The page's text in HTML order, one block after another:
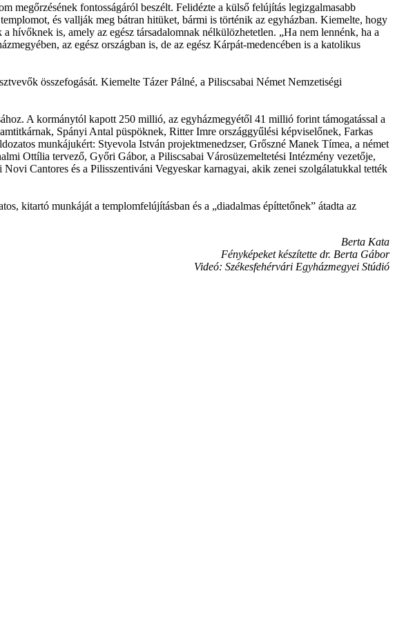
megőrzésének fontosságáról beszélt. Felidézte a külső felújítás legizgalmasabb
és vallják meg bátran hitüket, bármi is történik az egyházban. Kiemelte, hogy
hívőknek is, amely az egész társadalomnak nélkülözhetetlen. „Ha nem lennénk, ha a
az egész országban is, de az egész Kárpát-medencében is a katolikus
összefogását. Kiemelte Tázer Pálné, a Piliscsabai Német Nemzetiségi
A kormánytól kapott 250 millió, az egyházmegyétől 41 millió forint támogatással a
Spányi Antal püspöknek, Ritter Imre országgyűlési képviselőnek, Farkas
munkájukért: Styevola István projektmenedzser, Grőszné Manek Tímea, a német
Ottília tervező, Győri Gábor, a Piliscsabai Városüzemeltetési Intézmény vezetője,
Cantores és a Pilisszentiváni Vegyeskar karnagyai, akik zenei szolgálatukkal tették
kitartó munkáját a templomfelújításban és a „diadalmas építtetőnek” átadta az
Berta Kata
Fényképeket készítette dr. Berta Gábor
Videó: Székesfehérvári Egyházmegyei Stúdió